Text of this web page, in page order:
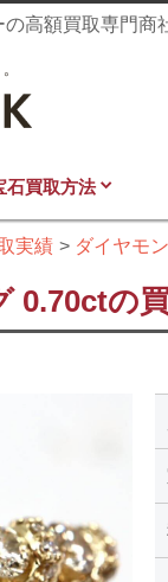
高額買取専門
石買取方法
実績 ダイヤモ
0.70ctの